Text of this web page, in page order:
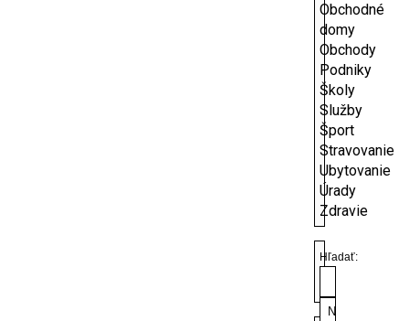
Obchodné
domy
Obchody
Podniky
Školy
Služby
Šport
Stravovanie
Ubytovanie
Úrady
Zdravie
Hľadať: